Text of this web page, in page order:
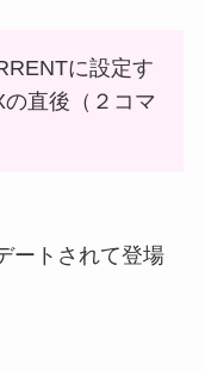
に設定す
直後（２コマ
ートされて登場